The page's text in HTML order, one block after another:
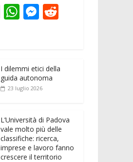
E W
A
p
M
n
g
t
I dilemmi etici della
guida autonoma
23 luglio 2026
L’Università di Padova
vale molto più delle
classifiche: ricerca,
imprese e lavoro fanno
crescere il territorio